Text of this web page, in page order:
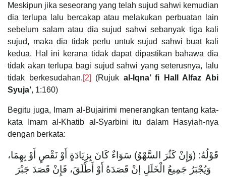
Meskipun jika seseorang yang telah sujud sahwi kemudian
dia terlupa lalu bercakap atau melakukan perbuatan lain
sebelum salam atau dia sujud sahwi sebanyak tiga kali
sujud, maka dia tidak perlu untuk sujud sahwi buat kali
kedua. Hal ini kerana tidak dapat dipastikan bahawa dia
tidak akan terlupa bagi sujud sahwi yang seterusnya, lalu
tidak berkesudahan.[2] (Rujuk al-Iqna’ fi Hall Alfaz Abi
Syuja’, 1:160)
Begitu juga, Imam al-Bujairimi menerangkan tentang kata-
kata Imam al-Khatib al-Syarbini itu dalam Hasyiah-nya
dengan berkata:
قَوْلُهُ: (وَإِنْ كَثُرَ السَّهْوُ) سَوَاءٌ كَانَ بِزِيَادَةٍ أَوْ نَقْصٍ أَوْ بِهِمَا،
وَيُجْبَرُ جَمِيعُ الْخَلَلِ إنْ قَصَدَهُ أَوْ أَطْلَقَ، فَإِنْ قَصَدَ جَبْرَ